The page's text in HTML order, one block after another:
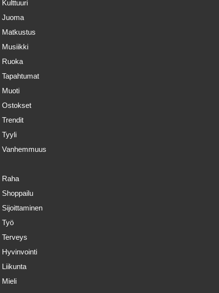
Kulttuuri
Juoma
Matkustus
Musiikki
Ruoka
Tapahtumat
Muoti
Ostokset
Trendit
Tyyli
Vanhemmuus
Raha
Shoppailu
Sijoittaminen
Työ
Terveys
Hyvinvointi
Liikunta
Mieli